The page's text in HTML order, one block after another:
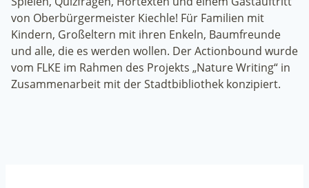
von Oberbürgermeister Kiechle! Für Familien mit
Kindern, Großeltern mit ihren Enkeln, Baumfreunde
und alle, die es werden wollen. Der Actionbound wurde
vom FLKE im Rahmen des Projekts „Nature Writing“ in
Zusammenarbeit mit der Stadtbibliothek konzipiert.